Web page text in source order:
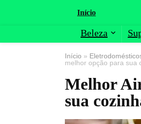
Início
Beleza
Início »
melhor opção para sua
Melhor
sua